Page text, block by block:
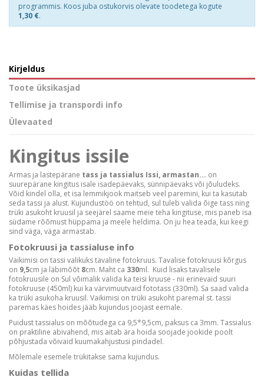
programmis. Koos juba ostukorvis olevate toodetega kogute
1,30 €.
Kirjeldus
Toote üksikasjad
Tellimise ja transpordi info
Ülevaated
Kingitus issile
Armas ja lastepärane tass ja tassialus Issi, armastan... on
suurepärane kingitus isale isadepäevaks, sünnipäevaks või jõuludeks.
Võid kindel olla, et isa lemmikjook maitseb veel paremini, kui ta kasutab
seda tassi ja alust. Kujundustöö on tehtud, sul tuleb valida õige tass ning
trüki asukoht kruusil ja seejärel saame meie teha kingituse, mis paneb isa
südame rõõmust hüppama ja meele heldima. On ju hea teada, kui keegi
sind väga, väga armastab.
Fotokruusi ja tassialuse info
Vaikimisi on tassi valikuks tavaline fotokruus. Tavalise fotokruusi kõrgus
on 9,5cm ja läbimõõt 8cm. Maht ca 330ml. Kuid lisaks tavalisele
fotokruusile on Sul võimalik valida ka teisi kruuse - nii erinevaid suuri
fotokruuse (450ml) kui ka värvimuutvaid fototass (330ml). Sa saad valida
ka trüki asukoha kruusil. Vaikimisi on trüki asukoht paremal st. tassi
paremas käes hoides jääb kujundus joojast eemale.
Puidust tassialus on mõõtudega ca 9,5*9,5cm, paksus ca 3mm. Tassialus
on praktiline abivahend, mis aitab ära hoida soojade jookide poolt
põhjustada võivaid kuumakahjustusi pindadel.
Mõlemale esemele trükitakse sama kujundus.
Kuidas tellida